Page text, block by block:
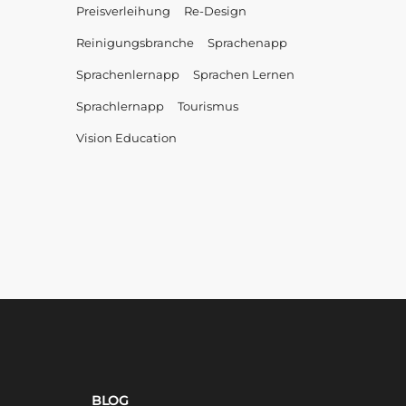
Preisverleihung Re-Design
Reinigungsbranche Sprachenapp
Sprachenlernapp Sprachen Lernen
Sprachlernapp Tourismus
Vision Education
BLOG